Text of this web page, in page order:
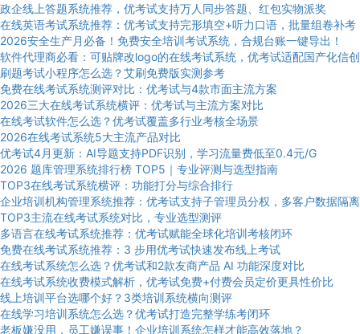
政企线上答题系统推荐，优考试支持万人同步答题、红包实物派奖
在线英语考试系统推荐：优考试支持完形填空+听力口语，批量组卷补考
2026安全生产月必备！免费安全培训考试系统，合规台账一键导出！
软件代理商必看：可贴牌改logo的在线考试系统，优考试适配国产化信创
刷题考试小程序怎么选？艾刷免费版实测参考
免费在线考试系统测评对比：优考试与4款市面主流方案
2026三大在线考试系统横评：优考试与主流方案对比
在线考试软件怎么选？优考试覆盖多行业考核全场景
2026在线考试系统5大主流产品对比
优考试4月更新：AI导题支持PDF识别，学习流量费低至0.4元/G
2026 题库管理系统排行榜 TOP5｜专业评测与选型指南
TOP3在线考试系统横评：功能打分与综合排行
企业培训机构管理系统推荐：优考试支持子管理员分权，多客户数据隔离
TOP3主流在线考试系统对比，专业选型测评
多语言在线考试系统推荐：优考试赋能全球化培训考核闭环
免费在线考试系统推荐：3 步用优考试快速发布线上考试
在线考试系统怎么选？优考试和2款友商产品 AI 功能深度对比
在线考试系统收费模式解析，优考试免费+付费会员定价更具性价比
线上培训平台选哪个好？3类培训系统横向测评
在线学习培训系统怎么选？优考试打造完整学练考闭环
老板嫌没用，员工嫌误事！企业培训系统怎样才能高效落地？